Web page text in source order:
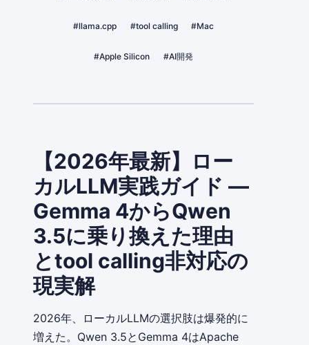
#llama.cpp #tool calling #Mac
#Apple Silicon #AI開発
【2026年最新】ロー
カルLLM実践ガイド —
Gemma 4からQwen
3.5に乗り換えた理由
とtool calling非対応の
現実解
2026年、ローカルLLMの選択肢は爆発的に
増えた。Qwen 3.5とGemma 4はApache